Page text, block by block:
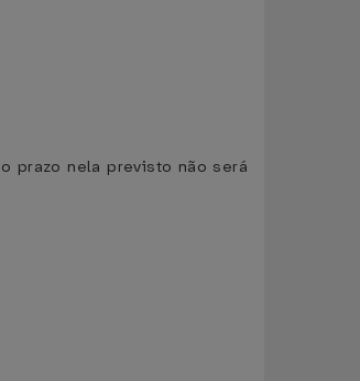
prazo nela previsto não será